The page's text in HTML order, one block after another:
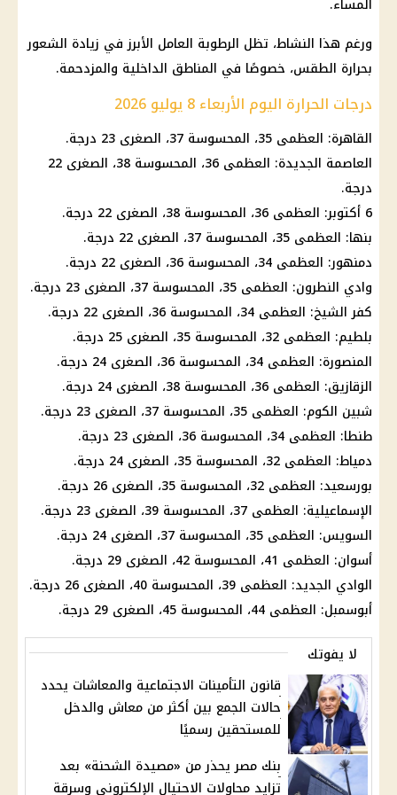
ورغم هذا النشاط، تظل الرطوبة العامل الأبرز في زيادة الشعور
بحرارة الطقس، خصوصًا في المناطق الداخلية والمزدحمة.
درجات الحرارة اليوم الأربعاء 8 يوليو 2026
القاهرة: العظمى 35، المحسوسة 37، الصغرى 23 درجة.
العاصمة الجديدة
: العظمى 36، المحسوسة 38، الصغرى 22
درجة.
6 أكتوبر: العظمى 36، المحسوسة 38، الصغرى 22 درجة.
بنها: العظمى 35، المحسوسة 37، الصغرى 22 درجة.
دمنهور: العظمى 34، المحسوسة 36، الصغرى 22 درجة.
وادي النطرون: العظمى 35، المحسوسة 37، الصغرى 23 درجة.
كفر الشيخ: العظمى 34، المحسوسة 36، الصغرى 22 درجة.
بلطيم: العظمى 32، المحسوسة 35، الصغرى 25 درجة.
المنصورة: العظمى 34، المحسوسة 36، الصغرى 24 درجة.
الزقازيق: العظمى 36، المحسوسة 38، الصغرى 24 درجة.
شبين الكوم: العظمى 35، المحسوسة 37، الصغرى 23 درجة.
طنطا: العظمى 34، المحسوسة 36، الصغرى 23 درجة.
دمياط: العظمى 32، المحسوسة 35، الصغرى 24 درجة.
بورسعيد: العظمى 32، المحسوسة 35، الصغرى 26 درجة.
الإسماعيلية: العظمى 37، المحسوسة 39، الصغرى 23 درجة.
السويس: العظمى 35، المحسوسة 37، الصغرى 24 درجة.
أسوان: العظمى 41، المحسوسة 42، الصغرى 29 درجة.
الوادي الجديد: العظمى 39، المحسوسة 40، الصغرى 26 درجة.
أبوسمبل: العظمى 44، المحسوسة 45، الصغرى 29 درجة.
لا يفوتك
قانون التأمينات الاجتماعية والمعاشات يحدد
حالات الجمع بين أكثر من معاش والدخل
للمستحقين رسميًا
بنك مصر يحذر من «مصيدة الشحنة» بعد
تزايد محاولات الاحتيال الإلكتروني وسرقة